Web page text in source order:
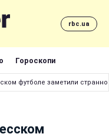
rbc.ua
Гороскопи
футболе заметили